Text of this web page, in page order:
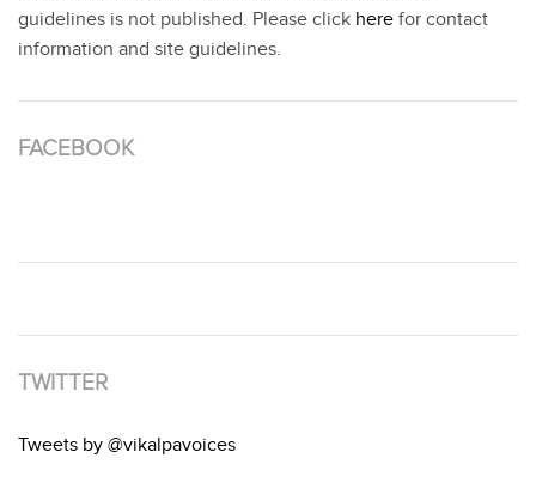
guidelines is not published. Please click here for contact
information and site guidelines.
FACEBOOK
TWITTER
Tweets by @vikalpavoices